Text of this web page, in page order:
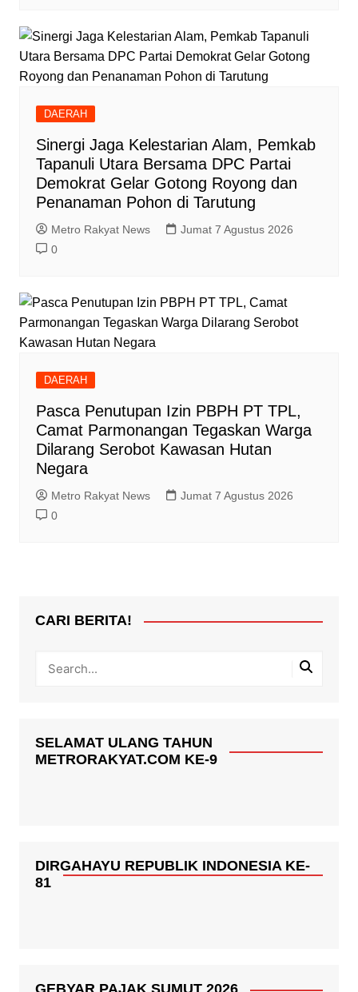
DAERAH
‎Sinergi Jaga Kelestarian Alam, Pemkab
Tapanuli Utara Bersama DPC Partai
Demokrat Gelar Gotong Royong dan
Penanaman Pohon di Tarutung
Metro Rakyat News
Jumat 7 Agustus 2026
0
DAERAH
Pasca Penutupan Izin PBPH PT TPL,
Camat Parmonangan Tegaskan Warga
Dilarang Serobot Kawasan Hutan
Negara
Metro Rakyat News
Jumat 7 Agustus 2026
0
CARI BERITA!
SELAMAT ULANG TAHUN
METRORAKYAT.COM KE-9
DIRGAHAYU REPUBLIK INDONESIA KE-
81
GEBYAR PAJAK SUMUT 2026